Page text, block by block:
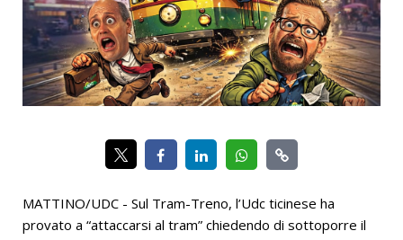
MATTINO/UDC - Sul Tram-Treno, l’Udc ticinese ha
provato a “attaccarsi al tram” chiedendo di sottoporre il